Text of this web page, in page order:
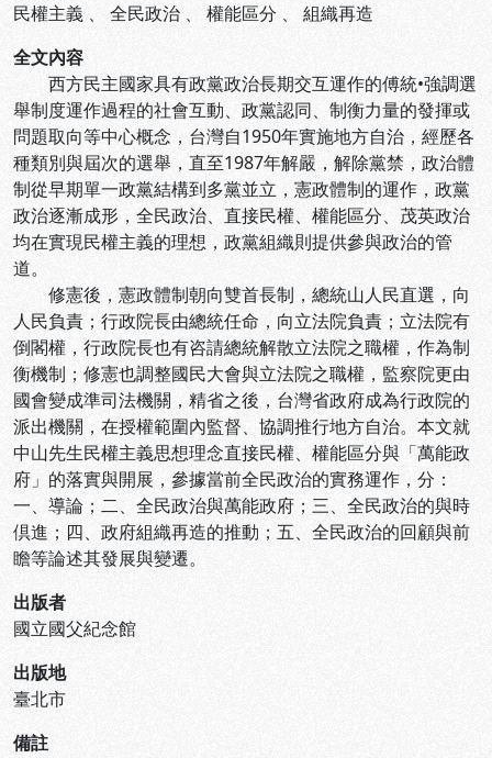
民權主義 、 全民政治 、 權能區分 、 組織再造
全文內容
西方民主國家具有政黨政治長期交互運作的傅統•強調選
舉制度運作過程的社會互動、政黨認同、制衡力量的發揮或
問題取向等中心概念，台灣自1950年實施地方自治，經歷各
種類別與屆次的選舉，直至1987年解嚴，解除黨禁，政治體
制從早期單一政黨結構到多黨並立，憲政體制的運作，政黨
政治逐漸成形，全民政治、直接民權、權能區分、茂英政治
均在實現民權主義的理想，政黨組織則提供參與政治的管
道。
修憲後，憲政體制朝向雙首長制，總統山人民直選，向
人民負責；行政院長由總統任命，向立法院負責；立法院有
倒閣權，行政院長也有咨請總統解散立法院之職權，作為制
衡機制；修憲也調整國民大會與立法院之職權，監察院更由
國會變成準司法機關，精省之後，台灣省政府成為行政院的
派出機關，在授權範圍內監督、協調推行地方自治。本文就
中山先生民權主義思想理念直接民權、權能區分與「萬能政
府」的落實與開展，參據當前全民政治的實務運作，分：
一、導論；二、全民政治與萬能政府；三、全民政治的與時
倶進；四、政府組織再造的推動；五、全民政治的回顧與前
瞻等論述其發展與變遷。
出版者
國立國父紀念館
出版地
臺北市
備註